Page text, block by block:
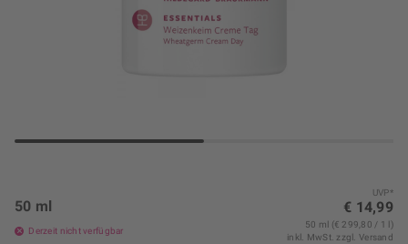
UVP*
€ 14,99
50 ml
Derzeit nicht verfügbar
50 ml (€ 299,80 / 1 l)
inkl. MwSt.zzgl. Versand